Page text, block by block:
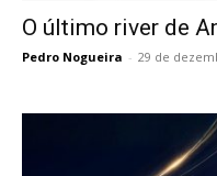
O último river de
Pedro Nogueira - 29 de